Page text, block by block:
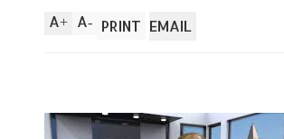
A+ A- PRINT EMAIL